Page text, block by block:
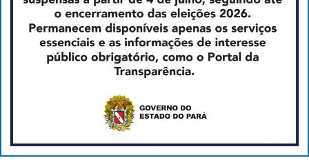
Transparência
TERMO DE FOMENTO Nº 008/2026